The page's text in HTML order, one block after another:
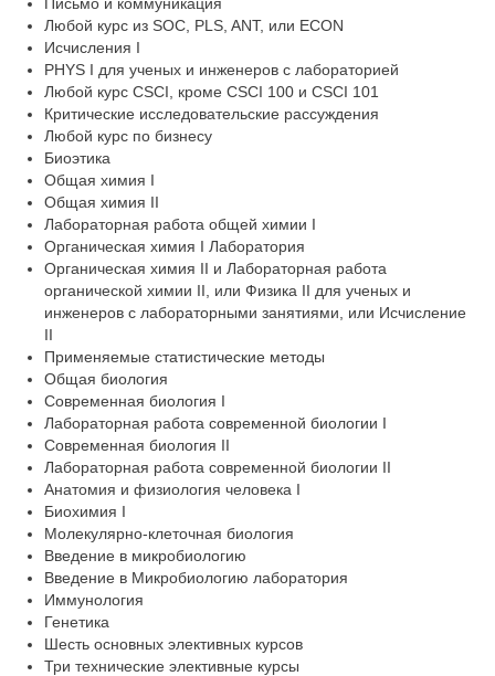
Любой курс из SOC, PLS, ANT, или ECON
Исчисления I
PHYS I для ученых и инженеров с лабораторией
Любой курс CSCI, кроме CSCI 100 и CSCI 101
Критические исследовательские рассуждения
Любой курс по бизнесу
Биоэтика
Общая химия I
Общая химия II
Лабораторная работа общей химии I
Органическая химия I Лаборатория
Органическая химия II и Лабораторная работа
органической химии II, или Физика II для ученых и
инженеров с лабораторными занятиями, или Исчисление
II
Применяемые статистические методы
Общая биология
Современная биология I
Лабораторная работа современной биологии I
Современная биология II
Лабораторная работа современной биологии II
Анатомия и физиология человека I
Биохимия I
Молекулярно-клеточная биология
Введение в микробиологию
Введение в Микробиологию лаборатория
Иммунология
Генетика
Шесть основных элективных курсов
Три технические элективные курсы